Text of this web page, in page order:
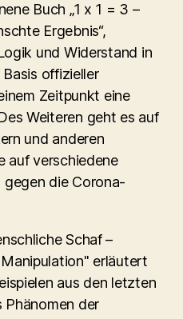
Buch „1 x 1 = 3 –
Ergebnis“,
und Widerstand in
offizieller
Zeitpunkt eine
Weiteren geht es auf
und anderen
auf verschiedene
gegen die Corona-
Schaf –
erläutert
aus den letzten
Phänomen der